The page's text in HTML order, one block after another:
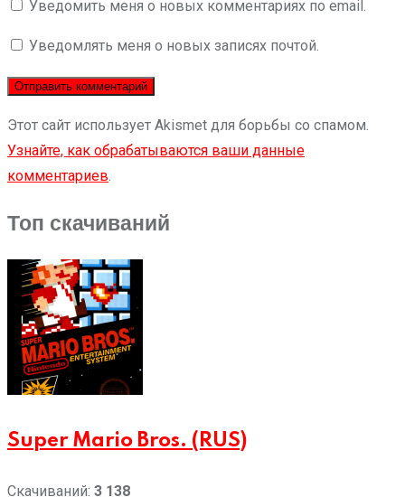
Уведомить меня о новых комментариях по email.
Уведомлять меня о новых записях почтой.
Этот сайт использует Akismet для борьбы со спамом.
Узнайте, как обрабатываются ваши данные
комментариев.
Топ скачиваний
Super Mario Bros. (RUS)
Скачиваний: 3 138